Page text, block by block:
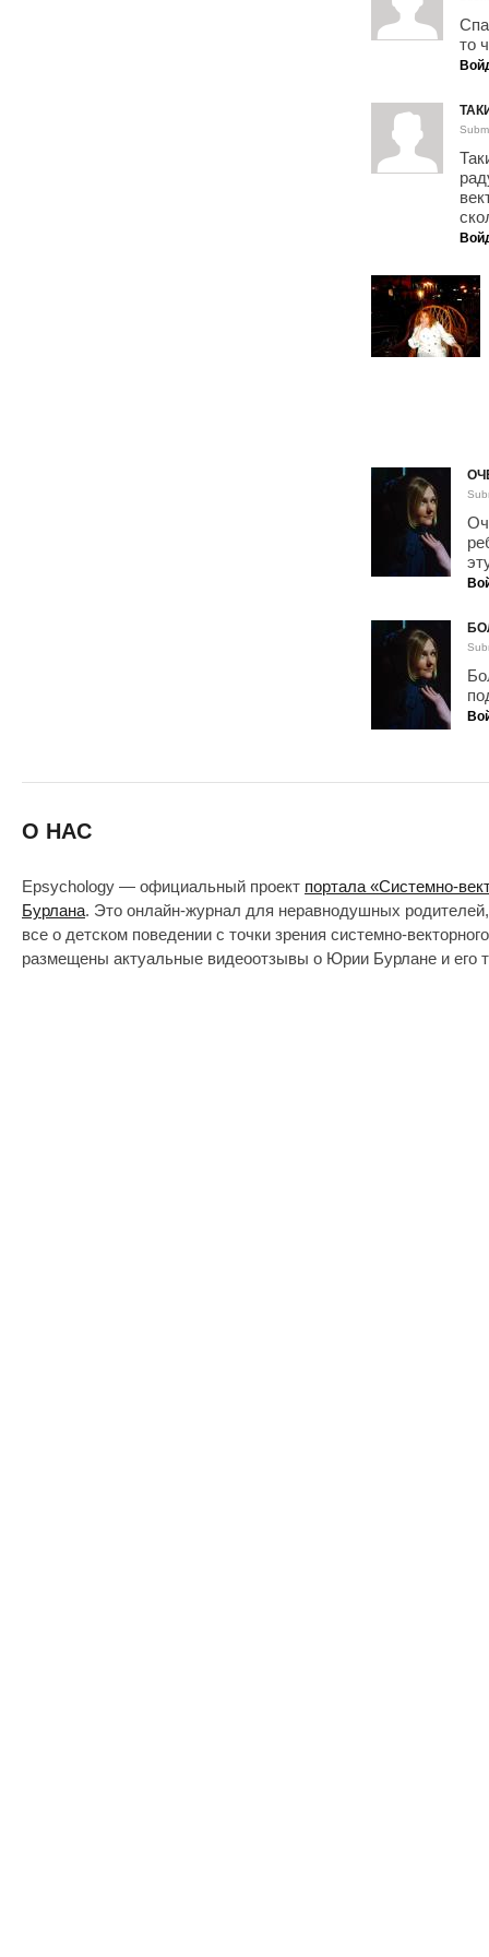
то
О НАС
Epsychology — официальный проект портала «Системно-
Бурлана. Это онлайн-журнал для неравнодушных
все о детском поведении с точки зрения системно-
размещены актуальные видеоотзывы о Юрии Бурлане и его